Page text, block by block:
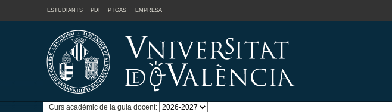
ESTUDIANTS PDI PTGAS EMPRESA
Curs acadèmic de la guia docent: